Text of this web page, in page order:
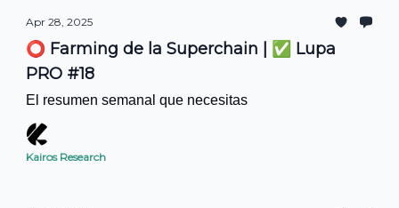
Apr 28, 2025
⭕ Farming de la Superchain | ✅ Lupa
PRO #18
El resumen semanal que necesitas
Kairos Research